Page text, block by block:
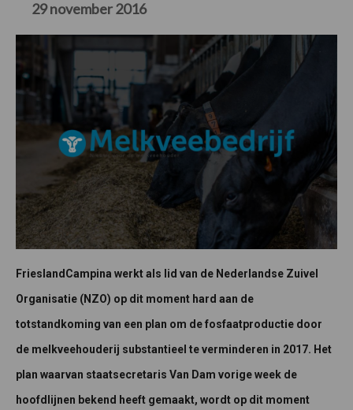
29 november 2016
FrieslandCampina werkt als lid van de Nederlandse Zuivel
Organisatie (NZO) op dit moment hard aan de
totstandkoming van een plan om de fosfaatproductie door
de melkveehouderij substantieel te verminderen in 2017. Het
plan waarvan staatsecretaris Van Dam vorige week de
hoofdlijnen bekend heeft gemaakt, wordt op dit moment